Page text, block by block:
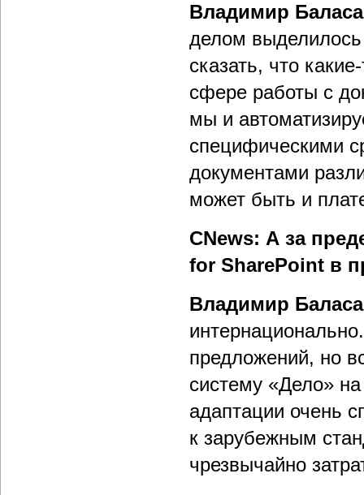
Владимир
делом
сказать, что
сфере работы с
мы и
специфическими
документами
может быть и
CNews: А за
for SharePoint в
Владимир
предложений, но
систему «Дело»
адаптации очень
к зарубежным
чрезвычайно